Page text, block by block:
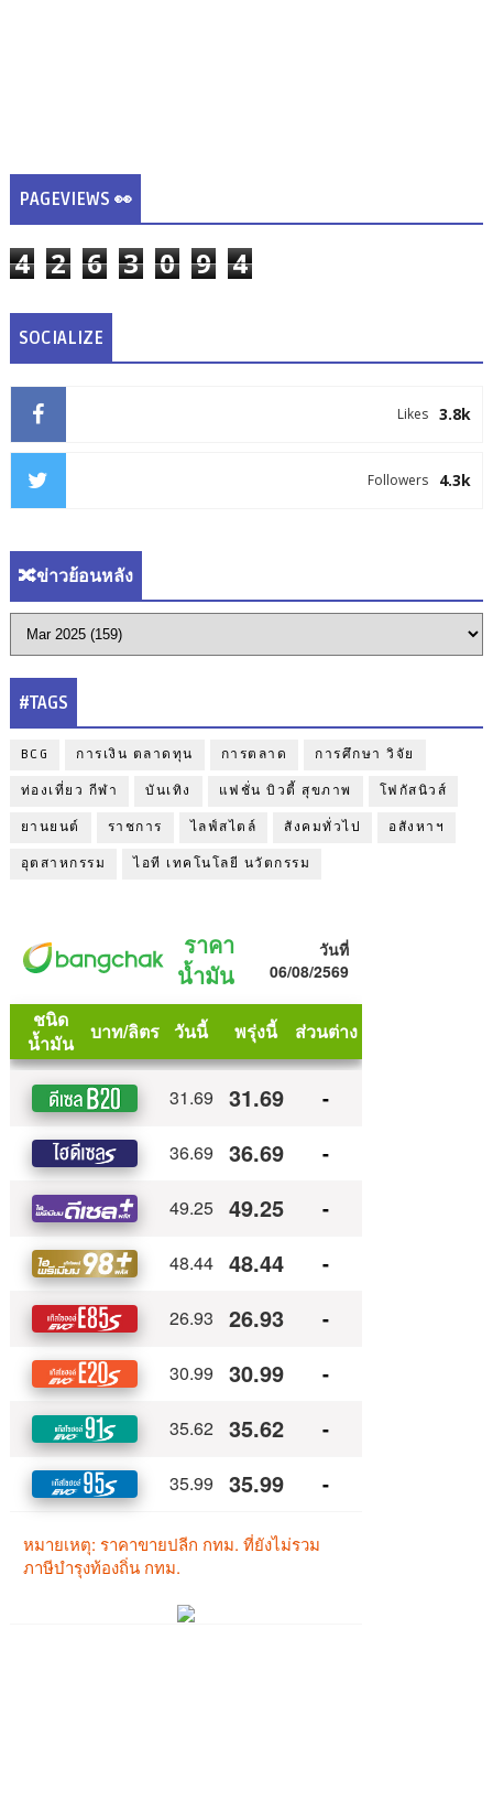
PAGEVIEWS 👀
4 2 6 3 0 9 4
SOCIALIZE
3.8k
Likes
4.3k
Followers
🔀ข่าวย้อนหลัง
#TAGS
BCG การเงิน ตลาดทุน การตลาด การศึกษา วิจัย
ท่องเที่ยว กีฬา บันเทิง แฟชั่น บิวตี้ สุขภาพ โฟกัสนิวส์
ยานยนต์ ราชการ ไลฟ์สไตล์ สังคมทั่วไป อสังหาฯ
อุตสาหกรรม ไอที เทคโนโลยี นวัตกรรม